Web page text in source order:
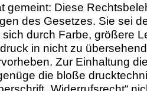
gemeint: Diese
des Gesetzes. Sie sei
durch Farbe, größere
in nicht zu
Zur Einhaltung
die bloße